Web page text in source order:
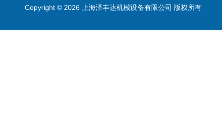
Copyright © 2026 上海泽丰达机械设备有限公司 版权所有